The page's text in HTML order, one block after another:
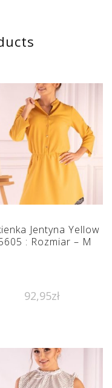
Jentyna Yellow
: Rozmiar – M
92,95zł